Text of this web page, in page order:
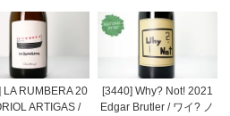
LA RUMBERA 20
ARTIGAS /
[3440] Why? Not! 2021
Edgar Brutler / ワイ? ノ